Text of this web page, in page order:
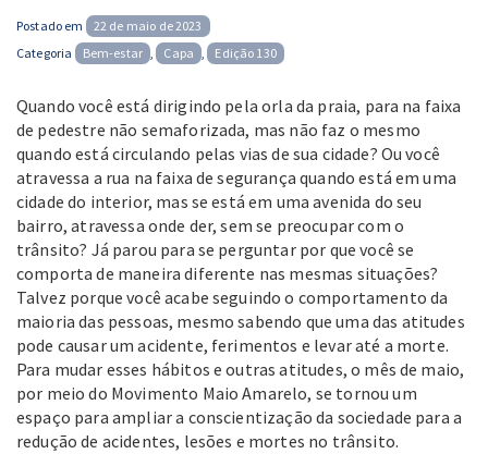
Postado em Posted
on
22 de maio de 2023
Categoria
Bem-estar , Capa , Edição 130
Quando você está dirigindo pela orla da praia, para na faixa
de pedestre não semaforizada, mas não faz o mesmo
quando está circulando pelas vias de sua cidade? Ou você
atravessa a rua na faixa de segurança quando está em uma
cidade do interior, mas se está em uma avenida do seu
bairro, atravessa onde der, sem se preocupar com o
trânsito? Já parou para se perguntar por que você se
comporta de maneira diferente nas mesmas situações?
Talvez porque você acabe seguindo o comportamento da
maioria das pessoas, mesmo sabendo que uma das atitudes
pode causar um acidente, ferimentos e levar até a morte.
Para mudar esses hábitos e outras atitudes, o mês de maio,
por meio do Movimento Maio Amarelo, se tornou um
espaço para ampliar a conscientização da sociedade para a
redução de acidentes, lesões e mortes no trânsito.